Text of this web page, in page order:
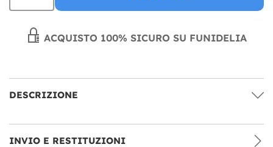
ACQUISTO 100% SICURO SU FUNIDELIA
DESCRIZIONE
INVIO E RESTITUZIONI